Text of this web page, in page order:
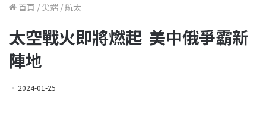
首頁 /尖端 /航太
太空戰火即將燃起 美中俄爭霸新
陣地
2024-01-25